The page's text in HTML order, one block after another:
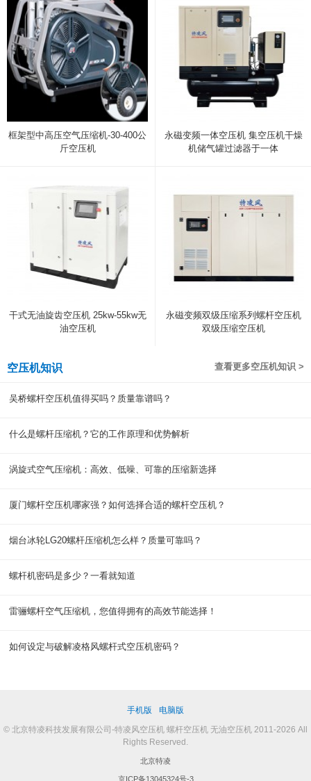
框架型中高压空气压缩机-30-400公
斤空压机
永磁变频一体空压机 集空压机干燥
机储气罐过滤器于一体
干式无油旋齿空压机 25kw-55kw无
油空压机
永磁变频双级压缩系列螺杆空压机
双级压缩空压机
查看更多空压机知识 >
空压机知识
吴桥螺杆空压机值得买吗？质量靠谱吗？
什么是螺杆压缩机？它的工作原理和优势解析
涡旋式空气压缩机：高效、低噪、可靠的压缩新选择
厦门螺杆空压机哪家强？如何选择合适的螺杆空压机？
烟台冰轮LG20螺杆压缩机怎么样？质量可靠吗？
螺杆机密码是多少？一看就知道
雷骊螺杆空气压缩机，您值得拥有的高效节能选择！
如何设定与破解凌格风螺杆式空压机密码？
手机版
电脑版
© 北京特凌科技发展有限公司-特凌风空压机 螺杆空压机 无油空压机 2011-2026 All
Rights Reserved.
北京特凌
京ICP备13045324号-3